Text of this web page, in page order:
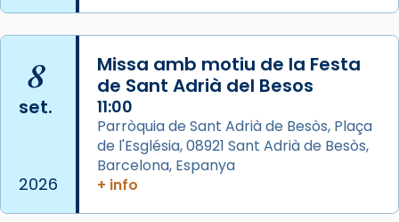
comitè organitzador de la visita apostòlica
del Sant Pare Lleó XIV a Barcelona, i als
col·laboradors, a la Catedral de Barcelona.
L’arquebisbe de Barcelona, el cardenal Joan
Josep Omella, ha presidit la missa i l’ha
concelebrat el bisbe auxiliar de Barcelona,
Mons. David Abadías.
8
set.
2026
Missa amb motiu de la Festa
de Sant Adrià del Besos
11:00
Parròquia de Sant Adrià de Besòs, Plaça
de l'Església, 08921 Sant Adrià de Besòs,
Barcelona, Espanya
+ info